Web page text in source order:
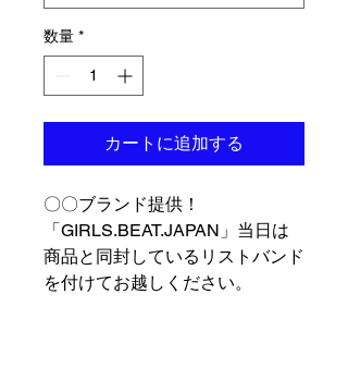
数量 *
カートに追加する
〇〇ブランド提供！
「GIRLS.BEAT.JAPAN」当日は
商品と同封しているリストバンド
を付けてお越しください。